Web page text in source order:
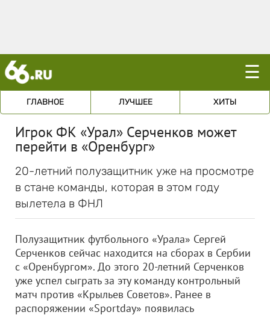
☰
ГЛАВНОЕ ЛУЧШЕЕ ХИТЫ
Игрок ФК «Урал» Серченков может
перейти в «Оренбург»
20-летний полузащитник уже на просмотре
в стане команды, которая в этом году
вылетела в ФНЛ
Полузащитник футбольного «Урала» Сергей
Серченков сейчас находится на сборах в Сербии
с «Оренбургом». До этого 20-летний Серченков
уже успел сыграть за эту команду контрольный
матч против «Крыльев Советов». Ранее в
распоряжении «Sportday» появилась